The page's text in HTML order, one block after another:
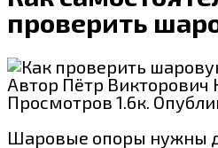
проверить
Автор Пётр Викторович
Просмотров 1.6к.
Шаровые опоры нужны